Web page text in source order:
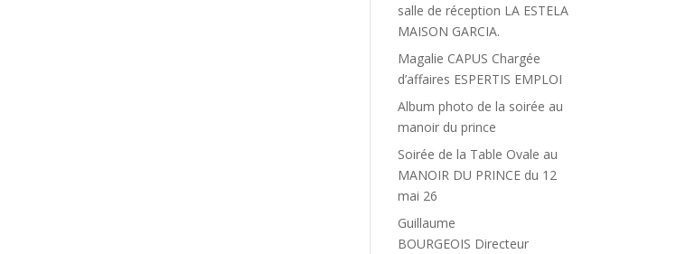
salle de réception LA ESTELA
MAISON GARCIA.
Magalie CAPUS Chargée
d’affaires ESPERTIS EMPLOI
Album photo de la soirée au
manoir du prince
Soirée de la Table Ovale au
MANOIR DU PRINCE du 12
mai 26
Guillaume
BOURGEOIS Directeur